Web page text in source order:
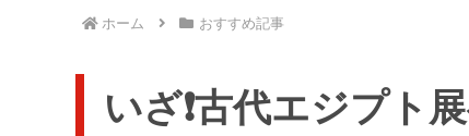
ホーム おすすめ記事
いざ❗️古代エジプト展